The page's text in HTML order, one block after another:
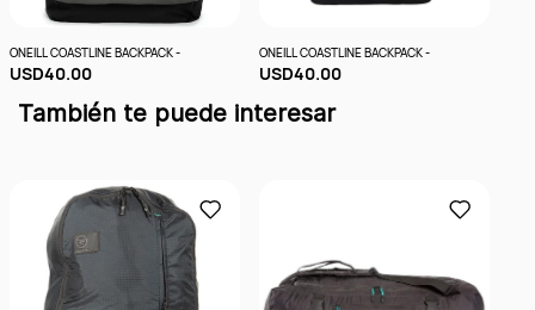
ONEILL COASTLINE BACKPACK -
USD40.00
ONEILL COASTLINE BACKPACK -
USD40.00
También te puede interesar